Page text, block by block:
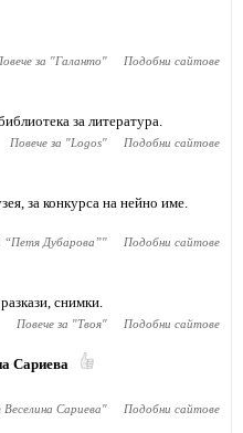
за "Галанто" Подобни сайтове
за литература.
Повече за "Logos" Подобни сайтове
за конкурса на нейно име.
“Петя Дубарова”" Подобни сайтове
снимки.
Повече за "Твоя" Подобни сайтове
Сариева
Сариева" Подобни сайтове